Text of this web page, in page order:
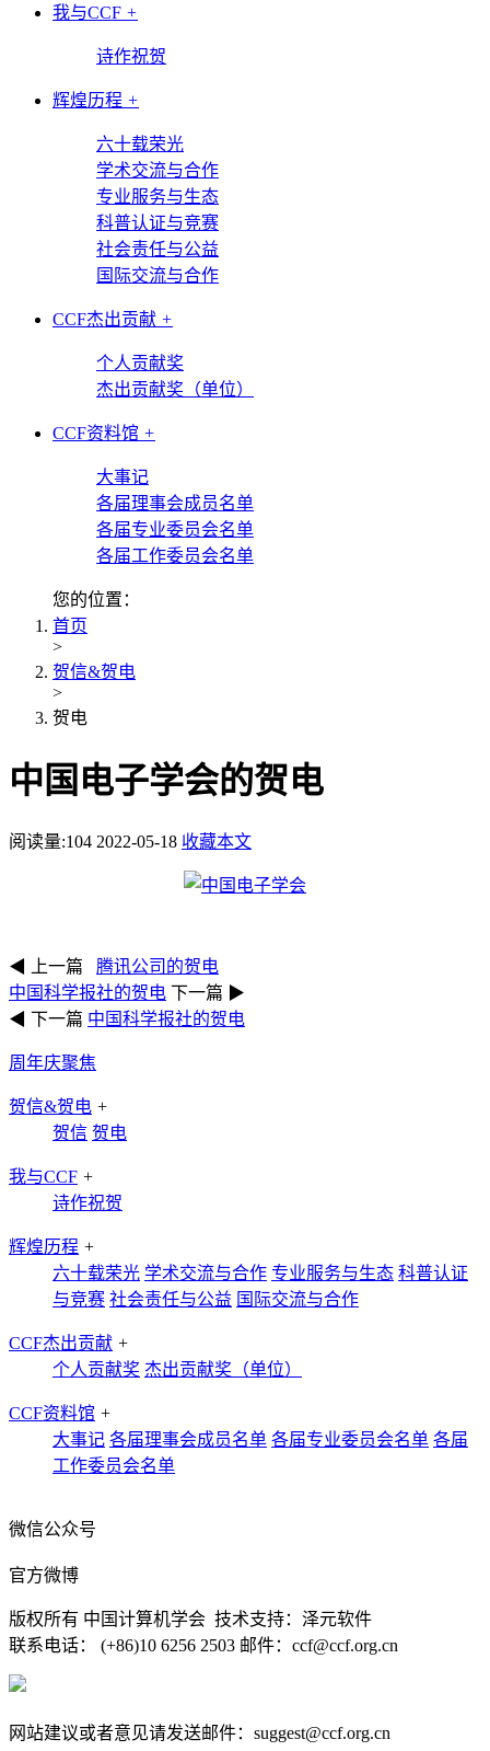
我与CCF +
诗作祝贺
辉煌历程 +
六十载荣光
学术交流与合作
专业服务与生态
科普认证与竞赛
社会责任与公益
国际交流与合作
CCF杰出贡献 +
个人贡献奖
杰出贡献奖（单位）
CCF资料馆 +
大事记
各届理事会成员名单
各届专业委员会名单
各届工作委员会名单
您的位置：
首页
>
贺信&贺电
>
贺电
中国电子学会的贺电
阅读量:104 2022-05-18 收藏本文
◀ 上一篇
腾讯公司的贺电
中国科学报社的贺电 下一篇 ▶
◀ 下一篇 中国科学报社的贺电
周年庆聚焦
贺信&贺电 +
贺信 贺电
我与CCF +
诗作祝贺
辉煌历程 +
六十载荣光 学术交流与合作 专业服务与生态 科普认证
与竞赛 社会责任与公益 国际交流与合作
CCF杰出贡献 +
个人贡献奖 杰出贡献奖（单位）
CCF资料馆 +
大事记 各届理事会成员名单 各届专业委员会名单 各届
工作委员会名单
微信公众号
官方微博
版权所有 中国计算机学会 技术支持：泽元软件
联系电话： (+86)10 6256 2503 邮件：ccf@ccf.org.cn
网站建议或者意见请发送邮件：suggest@ccf.org.cn